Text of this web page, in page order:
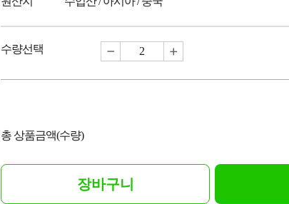
수량선택
총 상품금액(수량)
장바구니